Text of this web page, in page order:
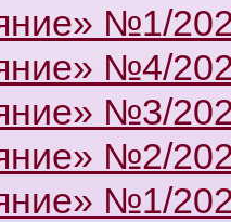
№1/
№4/
№3/
№2/
№1/